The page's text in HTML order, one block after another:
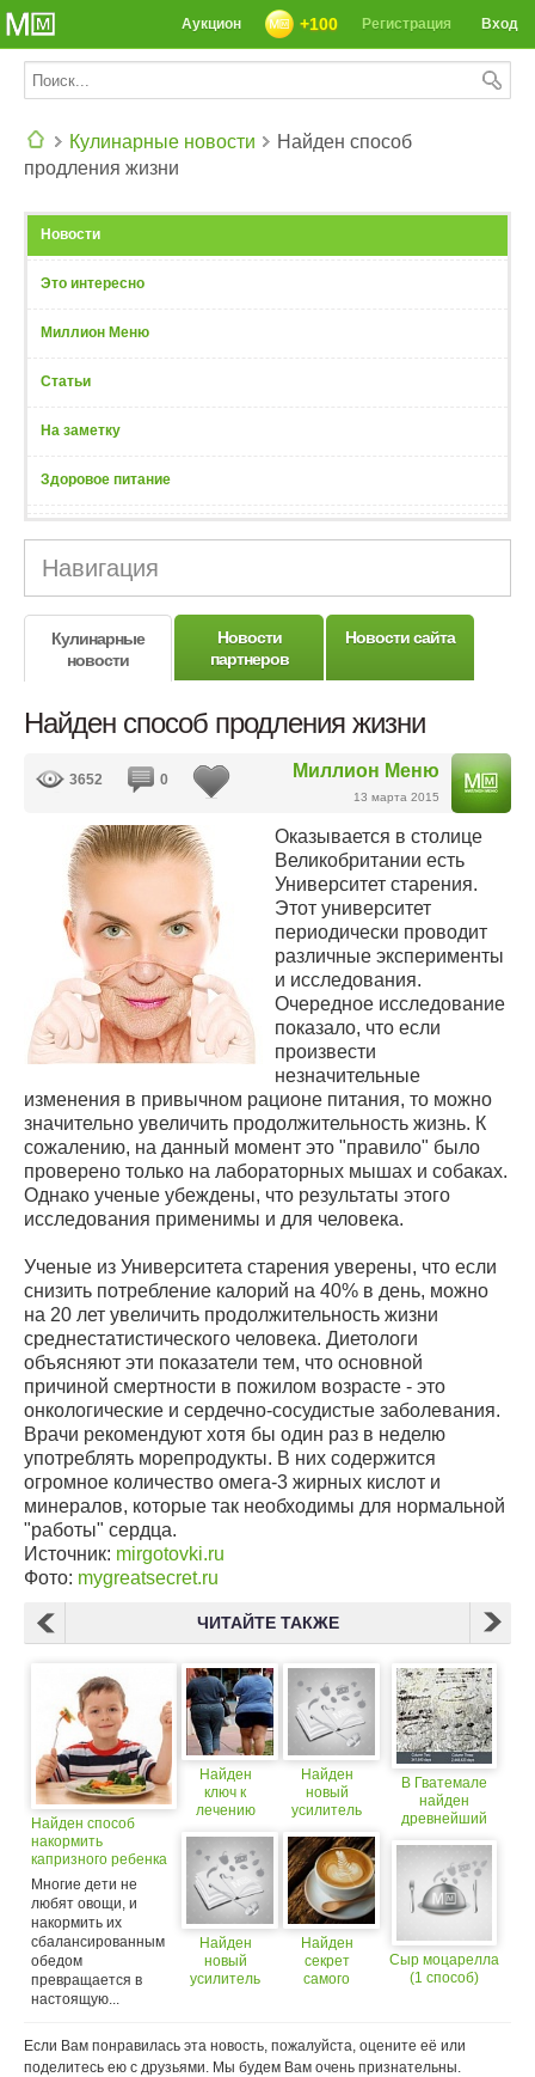
Вход
Регистрация
+100
Аукцион
Кулинарные новости
Найден способ
продления жизни
Новости
Это интересно
Миллион Меню
Статьи
На заметку
Здоровое питание
Навигация
Кулинарные
новости
Новости
партнеров
Новости сайта
Найден способ продления жизни
Миллион Меню
13 марта 2015
3652 0
Оказывается в столице
Великобритании есть
Университет старения.
Этот университет
периодически проводит
различные эксперименты
и исследования.
Очередное исследование
показало, что если
произвести
незначительные
изменения в привычном рационе питания, то можно
значительно увеличить продолжительность жизнь. К
сожалению, на данный момент это "правило" было
проверено только на лабораторных мышах и собаках.
Однако ученые убеждены, что результаты этого
исследования применимы и для человека.
Ученые из Университета старения уверены, что если
снизить потребление калорий на 40% в день, можно
на 20 лет увеличить продолжительность жизни
среднестатистического человека. Диетологи
объясняют эти показатели тем, что основной
причиной смертности в пожилом возрасте - это
онкологические и сердечно-сосудистые заболевания.
Врачи рекомендуют хотя бы один раз в неделю
употреблять морепродукты. В них содержится
огромное количество омега-3 жирных кислот и
минералов, которые так необходимы для нормальной
"работы" сердца.
Источник: mirgotovki.ru
Фото: mygreatsecret.ru
ЧИТАЙТЕ ТАКЖЕ
Найден способ
накормить
капризного ребенка
овощами
Многие дети не
любят овощи, и
накормить их
сбалансированным
обедом
превращается в
настоящую...
Найден
ключ к
лечению
Найден
новый
усилитель
Найден
новый
усилитель
Найден
секрет
самого
В Гватемале
найден
древнейший
Сыр моцарелла
(1 способ)
Если Вам понравилась эта новость, пожалуйста, оцените её или
поделитесь ею с друзьями. Мы будем Вам очень признательны.